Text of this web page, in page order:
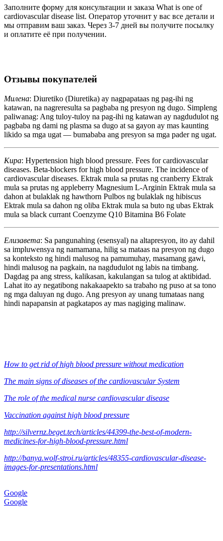
Заполните форму для консультации и заказа What is one of
cardiovascular disease list. Оператор уточнит у вас все детали и
мы отправим ваш заказ. Через 3-7 дней вы получите посылку
и оплатите её при получении.
Отзывы покупателей
Милена: Diuretiko (Diuretika) ay nagpapataas ng pag-ihi ng
katawan, na nagreresulta sa pagbaba ng presyon ng dugo. Simpleng
paliwanag: Ang tuloy-tuloy na pag-ihi ng katawan ay nagdudulot ng
pagbaba ng dami ng plasma sa dugo at sa gayon ay mas kaunting
likido sa mga ugat — bumababa ang presyon sa mga pader ng ugat.
Кира: Hypertension high blood pressure. Fees for cardiovascular
diseases. Beta-blockers for high blood pressure. The incidence of
cardiovascular diseases. Ektrak mula sa prutas ng cranberry Ektrak
mula sa prutas ng appleberry Magnesium L-Arginin Ektrak mula sa
dahon at bulaklak ng hawthorn Pulbos ng bulaklak ng hibiscus
Ektrak mula sa dahon ng oliba Ektrak mula sa buto ng ubas Ektrak
mula sa black currant Coenzyme Q10 Bitamina B6 Folate
Елизавета: Sa pangunahing (esensyal) na altapresyon, ito ay dahil
sa impluwensya ng namamana, hilig sa mataas na presyon ng dugo
sa konteksto ng hindi malusog na pamumuhay, masamang gawi,
hindi malusog na pagkain, na nagdudulot ng labis na timbang.
Dagdag pa ang stress, kalikasan, kakulangan sa tulog at aktibidad.
Lahat ito ay negatibong nakakaapekto sa trabaho ng puso at sa tono
ng mga daluyan ng dugo. Ang presyon ay unang tumataas nang
hindi napapansin at pagkatapos ay mas nagiging malinaw.
How to get rid of high blood pressure without medication
The main signs of diseases of the cardiovascular System
The role of the medical nurse cardiovascular disease
Vaccination against high blood pressure
http://silvernz.beget.tech/articles/44399-the-best-of-modern-
medicines-for-high-blood-pressure.html
http://banya.wolf-stroi.ru/articles/48355-cardiovascular-disease-
images-for-presentations.html
Google
Google